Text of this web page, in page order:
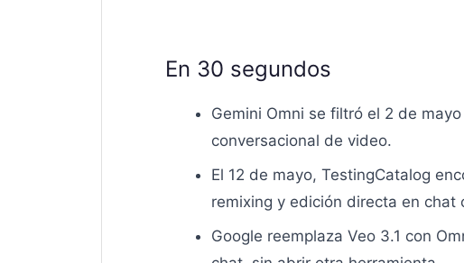
En 30 segundos
Gemini Omni se filtró el 2 de
conversacional de video.
El 12 de mayo, TestingCatalog
remixing y edición directa en chat
Google reemplaza Veo 3.1 con